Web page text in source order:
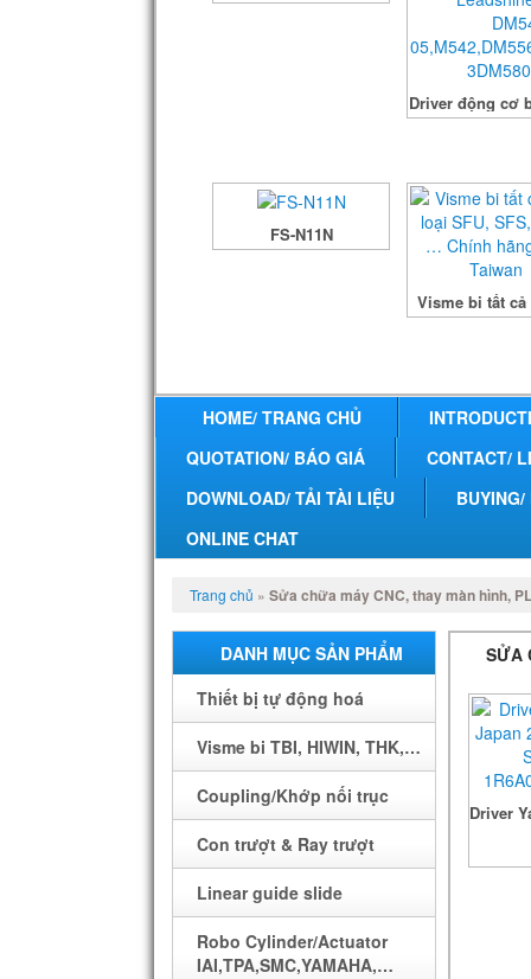
Driver động cơ
FS-N11N
Visme bi tất cả
HOME/ TRANG CHỦ
QUOTATION/ BÁO GIÁ
CONTACT/
DOWNLOAD/ TẢI TÀI LIỆU
ONLINE CHAT
Trang chủ » Sửa chữa máy CNC, thay màn hình,
DANH MỤC SẢN PHẨM
Thiết bị tự động hoá
PLC
HMI
Biến tần
Motor
Driver/ Bộ điều khiển động
Visme bi TBI, HIWIN, THK,…
Coupling/Khớp nối trục
Con trượt & Ray trượt
Linear guide slide
Robo Cylinder/Actuator
IAI,TPA,SMC,YAMAHA,…
SỬA
Driver